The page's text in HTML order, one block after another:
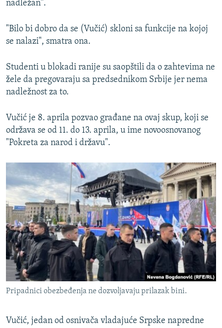
nadležan".
"Bilo bi dobro da se (Vučić) skloni sa funkcije na kojoj
se nalazi", smatra ona.
Studenti u blokadi ranije su saopštili da o zahtevima ne
žele da pregovaraju sa predsednikom Srbije jer nema
nadležnost za to.
Vučić je 8. aprila pozvao građane na ovaj skup, koji se
održava se od 11. do 13. aprila, u ime novoosnovanog
"Pokreta za narod i državu".
Pripadnici obezbeđenja ne dozvoljavaju prilazak bini.
Vučić, jedan od osnivača vladajuće Srpske napredne